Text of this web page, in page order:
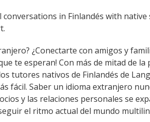
in Finlandés with native
¿Conectarte con amigos y
te esperan! Con más de mitad de
tutores nativos de Finlandés de
fácil. Saber un idioma extranjero
y las relaciones personales se
el ritmo actual del mundo